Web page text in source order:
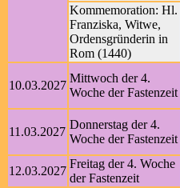
Kommemoration: Hl.
Franziska, Witwe,
Ordensgründerin in
Rom (1440)
10.03.2027
Mittwoch der 4.
Woche der Fastenzeit
11.03.2027
Donnerstag der 4.
Woche der Fastenzeit
12.03.2027
Freitag der 4. Woche
der Fastenzeit